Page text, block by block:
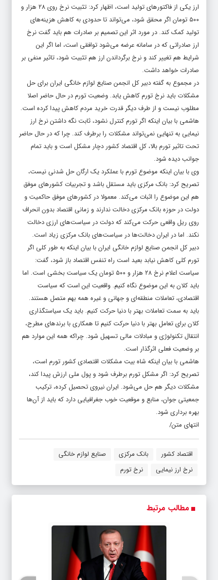
ارز یکی از فاکتورهای تولید است، اظهار کرد: تثبیت نرخ روی ۲۸ هزار و
۵۰۰ تومان اگر محقق شود، می‌تواند تا حدودی به کاهش هزینه‌های
تولید کمک کند. در مورد اثر این تصمیم بر صادرات هم باید گفت نرخ
ارز صادراتی که در سامانه عرضه می‌شود توافقی است، اما اگر این
شرایط هم تغییر کند و نرخ برگرداندن ارز هم تثبیت شود، تاثیر منفی بر
صادرات خواهد داشت.
در مجموع به گفته دبیر کل انجمن صنایع لوازم خانگی ایران برای حل
مشکلات باید نرخ تورم کاهش یابد. وضعیت تورم در حال حاضر اصلا
مطلوب نیست و از طرف دیگر قدرت خرید مردم کاهش پیدا کرده است.
هاشمی با بیان اینکه اگر تورم کنترل نشود، ثابت نگه داشتن نرخ ارز
نیمایی به تنهایی نمی‌تواند مشکلات را برطرف کند. چرا که در حال حاضر
تحت تاثیر تورم بالا، کل اقتصاد کشور دچار مشکل است و باید تمام
جوانب دیده شود.
وی با بیان اینکه موضوع تورم با عملکرد یک ارگان حل شدنی نیست،
تصریح کرد: بانک مرکزی باید مستقل باشد و تجربیات کشورهای موفق
هم این موضوع را اثبات می‌کند. معمولا در کشورهای موفق حاکمیت و
دولت در حوزه بانک مرکزی دخالت ندارند و زمانی اقتصاد بدون انحراف
روی ریل واقعی حرکت می‌کند که دولت در سیاست‌های ارزی دخالت
نکند. اما در ایران دخالت‌ها در سیاست‌های بانک مرکزی زیاد است.
دبیر کل انجمن صنایع لوازم خانگی ایران با بیان اینکه به طور کلی اگر
تورم کلی کاهش نیابد بعید است راه تنفس اقتصاد باز شود، گفت:
سیاست اعلام نرخ ۲۸ هزار و ۵۰۰ تومان یک سیاست بخشی است. اما
باید کلان به این موضوع نگاه کنیم. واقعیت این است که سیاست
اقتصادی، تعاملات منطقه‌ای و جهانی و غیره همه بهم متصل هستند.
باید به سمت تعاملات بهتر با دنیا حرکت کنیم. باید یک سیاستگذاری
کلان برای تعامل بهتر با دنیا حرکت کنیم تا همکاری با برندهای مطرح،
انتقال تکنولوژی و مبادلات مالی تسهیل شود. چراکه همه این موارد هم
بر وضعیت فعلی اثرگذار است.
هاشمی با بیان اینکه شاه بیت مشکلات اقتصادی کشور تورم است،
تصریح کرد: اگر مشکل تورم برطرف شود و پول ملی ارزش پیدا کند،
مشکلات دیگر هم حل می‌شود. ایران نیروی تحصیل کرده، ترکیب
جمعیتی جوان، منابع و موقعیت خوب جغرافیایی دارد که باید از آن‌ها
بهره برداری شود.
انتهای متن/
اقتصاد کشور بانک مرکزی
صنایع لوازم خانگی
نرخ ارز نیمایی
نرخ تورم
مطالب مرتبط